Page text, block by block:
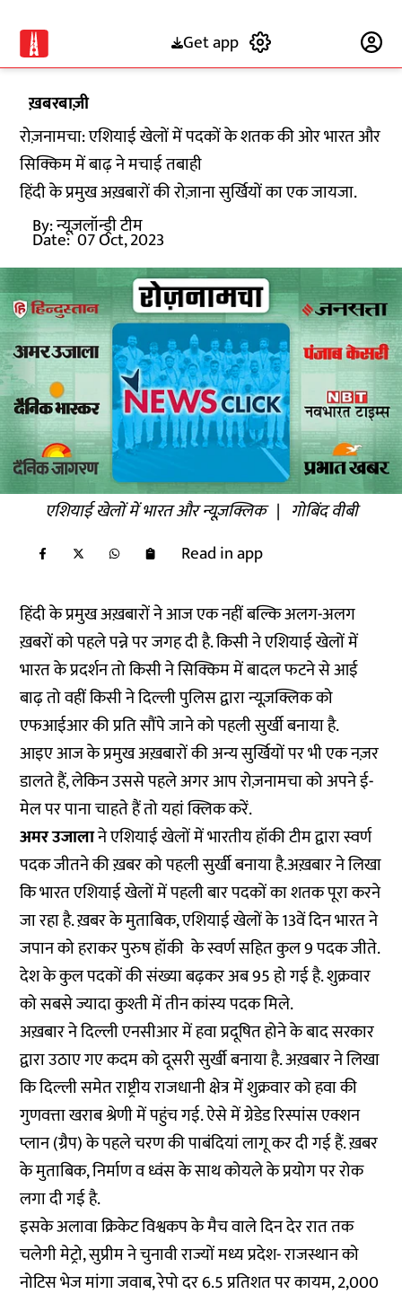
Get app
ख़बरबाज़ी
रोज़नामचा: एशियाई खेलों में पदकों के शतक की ओर भारत और
सिक्किम में बाढ़ ने मचाई तबाही
हिंदी के प्रमुख अख़बारों की रोज़ाना सुर्खियों का एक जायजा.
By:न्यूज़लॉन्ड्री टीम
Date: 07 Oct, 2023
एशियाई खेलों में भारत और न्यूज़क्लिक | गोबिंद वीबी
Read in app
हिंदी के प्रमुख अख़बारों ने आज एक नहीं बल्कि अलग-अलग
ख़बरों को पहले पन्ने पर जगह दी है. किसी ने एशियाई खेलों में
भारत के प्रदर्शन तो किसी ने सिक्किम में बादल फटने से आई
बाढ़ तो वहीं किसी ने दिल्ली पुलिस द्वारा न्यूज़क्लिक को
एफआईआर की प्रति सौंपे जाने को पहली सुर्खी बनाया है.
आइए आज के प्रमुख अख़बारों की अन्य सुर्खियों पर भी एक नज़र
डालते हैं, लेकिन उससे पहले अगर आप रोज़नामचा को अपने ई-
मेल पर पाना चाहते हैं तोयहांक्लिक करें.
अमर उजालाने एशियाई खेलों में भारतीय हॉकी टीम द्वारा स्वर्ण
पदक जीतने की ख़बर को पहली सुर्खी बनाया है.अख़बार ने लिखा
कि भारत एशियाई खेलों में पहली बार पदकों का शतक पूरा करने
जा रहा है. ख़बर के मुताबिक, एशियाई खेलों के 13वें दिन भारत ने
जपान को हराकर पुरुष हॉकी के स्वर्ण सहित कुल 9 पदक जीते.
देश के कुल पदकों की संख्या बढ़कर अब 95 हो गई है. शुक्रवार
को सबसे ज्यादा कुश्ती में तीन कांस्य पदक मिले.
अख़बार ने दिल्ली एनसीआर में हवा प्रदूषित होने के बाद सरकार
द्वारा उठाए गए कदम को दूसरी सुर्खी बनाया है. अख़बार ने लिखा
कि दिल्ली समेत राष्ट्रीय राजधानी क्षेत्र में शुक्रवार को हवा की
गुणवत्ता खराब श्रेणी में पहुंच गई. ऐसे में ग्रेडेड रिस्पांस एक्शन
प्लान (ग्रैप) के पहले चरण की पाबंदियां लागू कर दी गई हैं. ख़बर
के मुताबिक, निर्माण व ध्वंस के साथ कोयले के प्रयोग पर रोक
लगा दी गई है.
इसके अलावा क्रिकेट विश्वकप के मैच वाले दिन देर रात तक
चलेगी मेट्रो, सुप्रीम ने चुनावी राज्यों मध्य प्रदेश- राजस्थान को
नोटिस भेज मांगा जवाब, रेपो दर 6.5 प्रतिशत पर कायम, 2,000